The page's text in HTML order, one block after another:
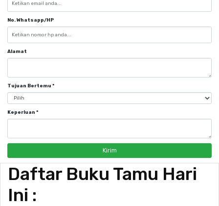
No. Whatsapp/HP
Alamat
Tujuan Bertemu *
Keperluan *
Kirim
Daftar Buku Tamu Hari
Ini :